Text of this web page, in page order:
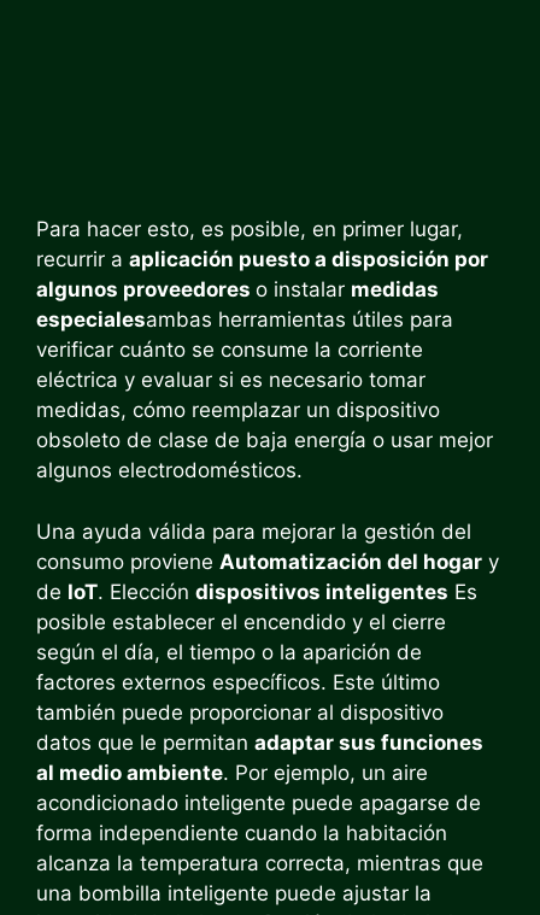
Para hacer esto, es posible, en primer lugar,
recurrir a aplicación puesto a disposición por
algunos proveedores o instalar medidas
especialesambas herramientas útiles para
verificar cuánto se consume la corriente
eléctrica y evaluar si es necesario tomar
medidas, cómo reemplazar un dispositivo
obsoleto de clase de baja energía o usar mejor
algunos electrodomésticos.
Una ayuda válida para mejorar la gestión del
consumo proviene Automatización del hogar y
de IoT. Elección dispositivos inteligentes Es
posible establecer el encendido y el cierre
según el día, el tiempo o la aparición de
factores externos específicos. Este último
también puede proporcionar al dispositivo
datos que le permitan adaptar sus funciones
al medio ambiente. Por ejemplo, un aire
acondicionado inteligente puede apagarse de
forma independiente cuando la habitación
alcanza la temperatura correcta, mientras que
una bombilla inteligente puede ajustar la